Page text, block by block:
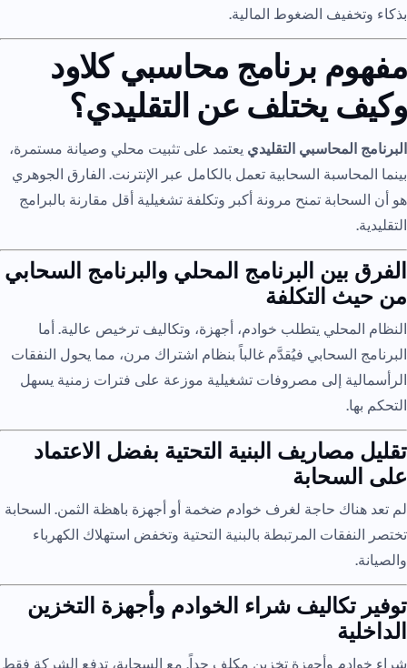
بذكاء وتخفيف الضغوط المالية.
مفهوم برنامج محاسبي كلاود
وكيف يختلف عن التقليدي؟
البرنامج المحاسبي التقليدي يعتمد على تثبيت محلي وصيانة مستمرة،
بينما المحاسبة السحابية تعمل بالكامل عبر الإنترنت. الفارق الجوهري
هو أن السحابة تمنح مرونة أكبر وتكلفة تشغيلية أقل مقارنة بالبرامج
التقليدية.
الفرق بين البرنامج المحلي والبرنامج السحابي
من حيث التكلفة
النظام المحلي يتطلب خوادم، أجهزة، وتكاليف ترخيص عالية. أما
البرنامج السحابي فيُقدَّم غالباً بنظام اشتراك مرن، مما يحول النفقات
الرأسمالية إلى مصروفات تشغيلية موزعة على فترات زمنية يسهل
التحكم بها.
تقليل مصاريف البنية التحتية بفضل الاعتماد
على السحابة
لم تعد هناك حاجة لغرف خوادم ضخمة أو أجهزة باهظة الثمن. السحابة
تختصر النفقات المرتبطة بالبنية التحتية وتخفض استهلاك الكهرباء
والصيانة.
توفير تكاليف شراء الخوادم وأجهزة التخزين
الداخلية